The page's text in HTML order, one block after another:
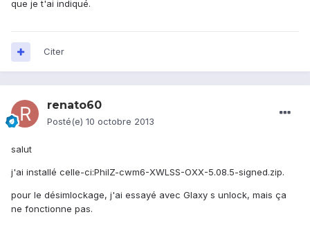
que je t'ai indiqué.
Citer
renato60
Posté(e) 10 octobre 2013
salut
j'ai installé celle-ci:PhilZ-cwm6-XWLSS-OXX-5.08.5-signed.zip.
pour le désimlockage, j'ai essayé avec Glaxy s unlock, mais ça
ne fonctionne pas.